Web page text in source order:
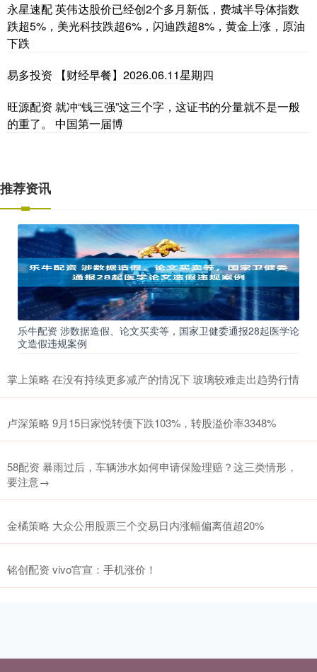
永星速配 英伟达股价已经创2个多月新低，费城半导体指数
跌超5%，美光科技跌超6%，闪迪跌超8%，黄金上涨，原油
下跌
易多投资 【财经早餐】2026.06.11星期四
旺源配资 就冲“钱三强”这三个字，这证书的分量就不是一般
的重了。 中国第一届博
推荐资讯
乐牛配资 涉数据造假、论文买卖等，国家卫健委通报28起医学论
文造假违规案例
掌上策略 在没有持续更多减产的情况下 玻璃较难走出趋势行情
卢深策略 9月15日家悦转债下跌103%，转股溢价率3348%
58配资 暴雨过后，车辆涉水如何申请保险理赔？这三类情形，
要注意→
金橘策略 大众公用股票三个交易日内涨幅偏离值超20%
铭创配资 vivo官宣：手机涨价！